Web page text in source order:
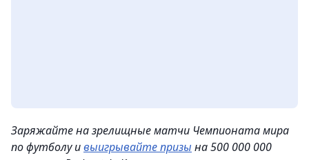
Заряжайте на зрелищные матчи Чемпионата мира
по футболу ивыигрывайте призы на 500 000 000